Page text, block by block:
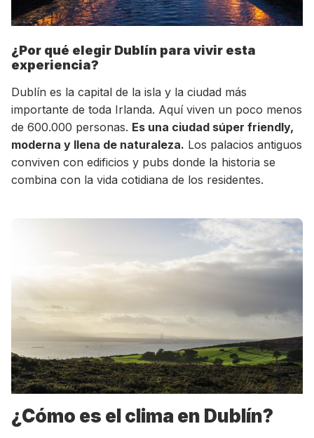
+30 Summer English for Professionals en
¿Por qué elegir Dublín para vivir esta
experiencia?
Dublín es la capital de la isla y la ciudad más
importante de toda Irlanda. Aquí viven un poco menos
de 600.000 personas. Es una ciudad súper friendly,
moderna y llena de naturaleza. Los palacios antiguos
conviven con edificios y pubs donde la historia se
combina con la vida cotidiana de los residentes.
¿Cómo es el clima en Dublín?